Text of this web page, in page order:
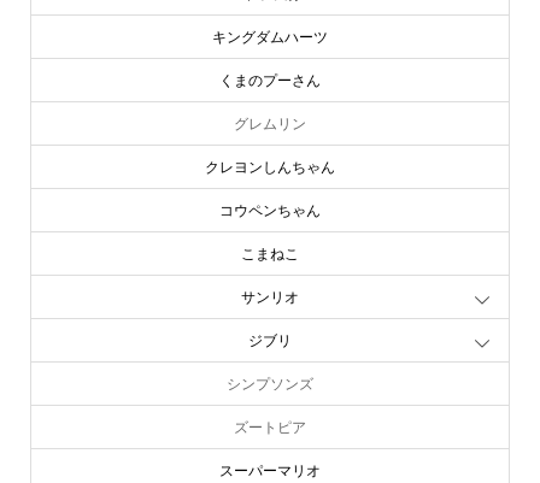
キングダムハーツ
くまのプーさん
グレムリン
クレヨンしんちゃん
コウペンちゃん
こまねこ
サンリオ
ジブリ
シンプソンズ
ズートピア
スーパーマリオ